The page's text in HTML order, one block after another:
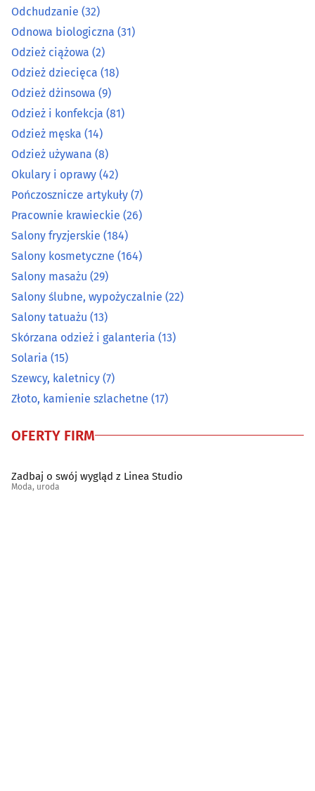
Okulary i oprawy(42)
Pończosznicze artykuły
Pracownie krawieckie
Salony fryzjerskie(184)
Salony kosmetyczne
Salony masażu (29)
Salony tatuażu(13)
Skórzana odzież i galanteria(13)
Solaria(15)
(7)
Złoto, kamienie szlachetne (17)
Odchudzanie (32)
Odnowa biologiczna (31)
Odzież ciążowa (2)
Odzież dziecięca (18)
Odzież dżinsowa (9)
Odzież i konfekcja (81)
Odzież męska (14)
Odzież używana (8)
Okulary i oprawy (42)
Pończosznicze artykuły (7)
Pracownie krawieckie (26)
Salony fryzjerskie (184)
Salony kosmetyczne (164)
Salony masażu (29)
Salony ślubne, wypożyczalnie (22)
Salony tatuażu (13)
Skórzana odzież i galanteria (13)
Solaria (15)
Szewcy, kaletnicy (7)
Złoto, kamienie szlachetne (17)
OFERTY FIRM
Zadbaj o swój wygląd z Linea Studio
Moda, uroda